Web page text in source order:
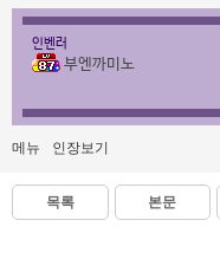
인벤러
부엔까미노
메뉴 인장보기
목록 본문